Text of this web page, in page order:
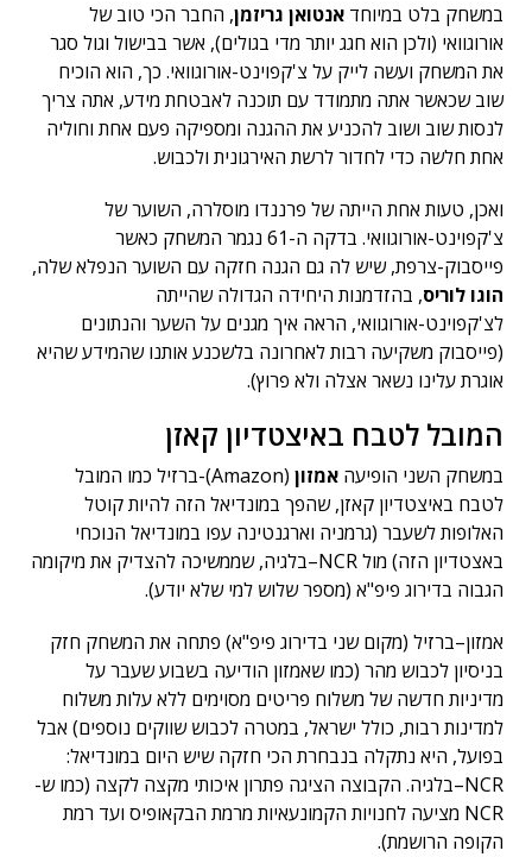
במשחק בלט במיוחד אנטואן גריזמן, החבר הכי טוב של
אורוגוואי (ולכן הוא חגג יותר מדי בגולים), אשר בבישול וגול סגר
את המשחק ועשה לייק על צ'קפוינט-אורוגוואי. כך, הוא הוכיח
שוב שכאשר אתה מתמודד עם תוכנה לאבטחת מידע, אתה צריך
לנסות שוב ושוב להכניע את ההגנה ומספיקה פעם אחת וחוליה
אחת חלשה כדי לחדור לרשת האירגונית ולכבוש.
ואכן, טעות אחת הייתה של פרננדו מוסלרה, השוער של
צ'קפוינט-אורוגוואי. בדקה ה-61 נגמר המשחק כאשר
פייסבוק-צרפת, שיש לה גם הגנה חזקה עם השוער הנפלא שלה,
הוגו לוריס, בהזדמנות היחידה הגדולה שהייתה
לצ'קפוינט-אורוגוואי, הראה איך מגנים על השער והנתונים
(פייסבוק משקיעה רבות לאחרונה בלשכנע אותנו שהמידע שהיא
אוגרת עלינו נשאר אצלה ולא פרוץ).
המובל לטבח באיצטדיון קאזן
במשחק השני הופיעה אמזון
(Amazon)-ברזיל כמו המובל
לטבח באיצטדיון קאזן, שהפך במונדיאל הזה להיות קוטל
האלופות לשעבר (גרמניה וארגנטינה עפו במונדיאל הנוכחי
באצטדיון הזה) מול NCR–בלגיה, שממשיכה להצדיק את מיקומה
הגבוה בדירוג פיפ"א (מספר שלוש למי שלא יודע).
אמזון–ברזיל (מקום שני בדירוג פיפ"א) פתחה את המשחק חזק
בניסיון לכבוש מהר (כמו שאמזון הודיעה בשבוע שעבר על
מדיניות חדשה של משלוח פריטים מסוימים ללא עלות משלוח
למדינות רבות, כולל ישראל, במטרה לכבוש שווקים נוספים) אבל
בפועל, היא נתקלה בנבחרת הכי חזקה שיש היום במונדיאל:
NCR–בלגיה. הקבוצה הציגה פתרון איכותי מקצה לקצה (כמו ש-
NCR מציעה לחנויות הקמונעאיות מרמת הבקאופיס ועד רמת
הקופה הרושמת).